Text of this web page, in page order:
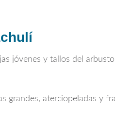
jóvenes y tallos del
grandes, aterciopeladas y